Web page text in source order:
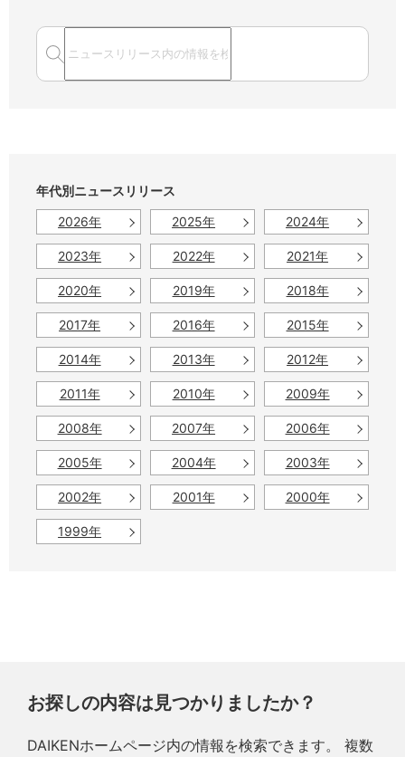
年代別ニュースリリース
2026年
2025年 2024年
2023年 2022年 2021年
2020年 2019年 2018年
2017年 2016年 2015年
2014年 2013年 2012年
2011年 2010年 2009年
2008年 2007年 2006年
2005年 2004年 2003年
2002年 2001年 2000年
1999年
お探しの内容は見つかりましたか？
DAIKENホームページ内の情報を検索できます。 複数